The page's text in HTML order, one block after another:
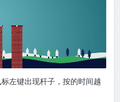
左键出现杆子，按的时间越